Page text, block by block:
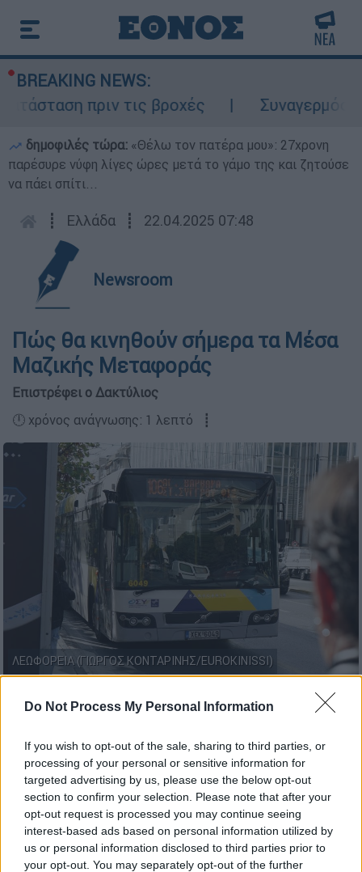
Do Not Process My Personal Information
If you wish to opt-out of the sale, sharing to third parties, or
processing of your personal or sensitive information for
targeted advertising by us, please use the below opt-out
section to confirm your selection. Please note that after your
opt-out request is processed you may continue seeing
interest-based ads based on personal information utilized by
us or personal information disclosed to third parties prior to
your opt-out. You may separately opt-out of the further
BREAKING NEWS:
πριν τις βροχές
Συναγερμός
δημοφιλές τώρα: «Θέλω τον πατέρα μου»: 27χρονη
παρέσυρε νύφη λίγες ώρες μετά το γάμο της και ζητούσε
να πάει σπίτι...
┋ Ελλάδα ┋ 22.04.2025 07:48
Newsroom
Πώς θα κινηθούν σήμερα τα Μέσα
Μαζικής Μεταφοράς
Επιστρέφει ο Δακτύλιος
🕛 χρόνος ανάγνωσης: 1 λεπτό ┋
ΛΕΩΦΟΡΕΙΑ (ΓΙΩΡΓΟΣ ΚΟΝΤΑΡΙΝΗΣ/EUROKINISSI)
Προσθέστε το ΕΘΝΟΣ στη Google
Με ειδικά προγράμματα δρομολογίων
κινούνται ταΜέσα Μαζικής Μεταφοράς
φέτος έως και αύριο Τετάρτη του Πάσχα.
ΔΙΑΒΑΣΤΕ ΕΠΙΣΗΣ